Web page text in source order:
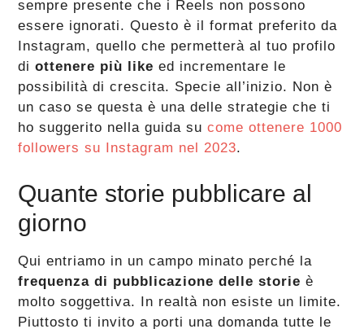
sempre presente che i Reels non possono
essere ignorati. Questo è il format preferito da
Instagram, quello che permetterà al tuo profilo
diottenere più like ed incrementare le
possibilità di crescita. Specie all’inizio. Non è
un caso se questa è una delle strategie che ti
ho suggerito nella guida sucome ottenere 1000
followers su Instagram nel 2023.
Quante storie pubblicare al
giorno
Qui entriamo in un campo minato perché la
frequenza di pubblicazione delle storie è
molto soggettiva. In realtà non esiste un limite.
Piuttosto ti invito a porti una domanda tutte le